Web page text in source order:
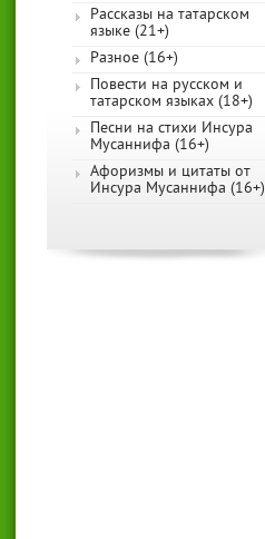
Рассказы на татарском
языке (21+)
Разное (16+)
Повести на русском и
татарском языках (18+)
Песни на стихи Инсура
Мусаннифа (16+)
Афоризмы и цитаты от
Инсура Мусаннифа (16+)